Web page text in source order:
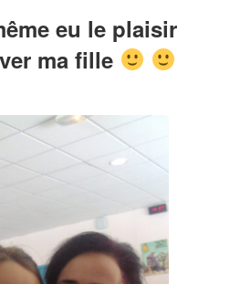
eu le plaisir
ma fille